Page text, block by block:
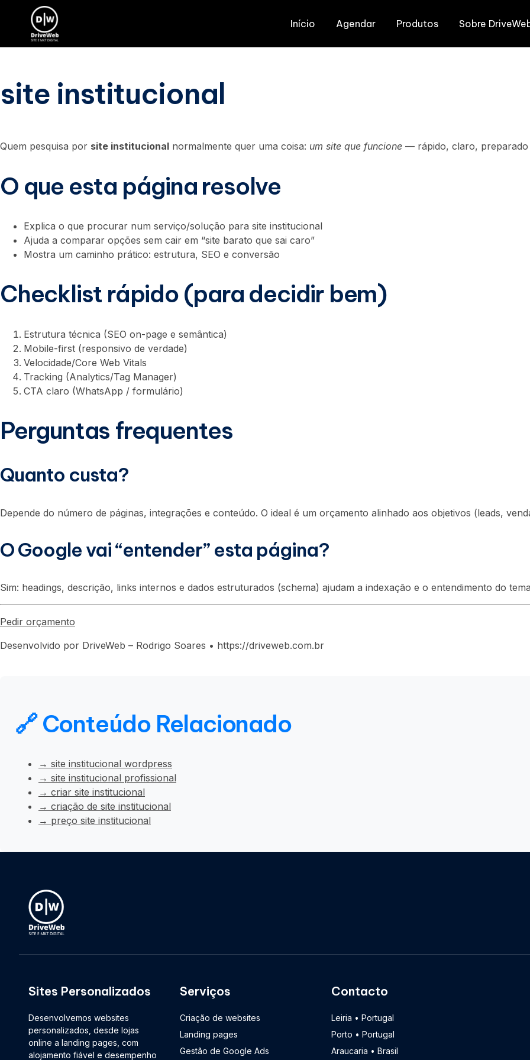
Início Agendar Produtos Sobre
site institucional
site institucional
Quem pesquisa por site institucional normalmente quer uma coisa: um site que funcione — rápido, claro, preparado
O que esta página resolve
Explica o que procurar num serviço/solução para site institucional
Ajuda a comparar opções sem cair em “site barato que sai caro”
Mostra um caminho prático: estrutura, SEO e conversão
Checklist rápido (para decidir bem)
Estrutura técnica (SEO on-page e semântica)
Mobile-first (responsivo de verdade)
Velocidade/Core Web Vitals
Tracking (Analytics/Tag Manager)
CTA claro (WhatsApp / formulário)
Perguntas frequentes
Quanto custa?
Depende do número de páginas, integrações e conteúdo. O ideal é um orçamento alinhado aos objetivos (leads,
O Google vai “entender” esta página?
Sim: headings, descrição, links internos e dados estruturados (schema) ajudam a indexação e o entendimento do
Pedir orçamento
Desenvolvido por DriveWeb – Rodrigo Soares • https://driveweb.com.br
🔗 Conteúdo Relacionado
→ site institucional wordpress
→ site institucional profissional
→ criar site institucional
→ criação de site institucional
→ preço site institucional
Sites Personalizados
Desenvolvemos websites
personalizados, desde lojas
online a landing pages, com
alojamento fiável e desempenho
Serviços
Criação de websites
Landing pages
Gestão de Google Ads
Contacto
Leiria • Portugal
Porto • Portugal
Araucaria • Brasil